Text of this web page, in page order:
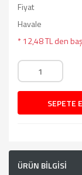
Fiyat
Havale
* 12,48 TL den
SEPETE
ÜRÜN BİLGİSİ